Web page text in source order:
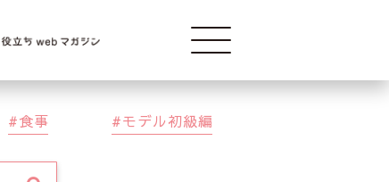
Modelba
食事 モデル初級編